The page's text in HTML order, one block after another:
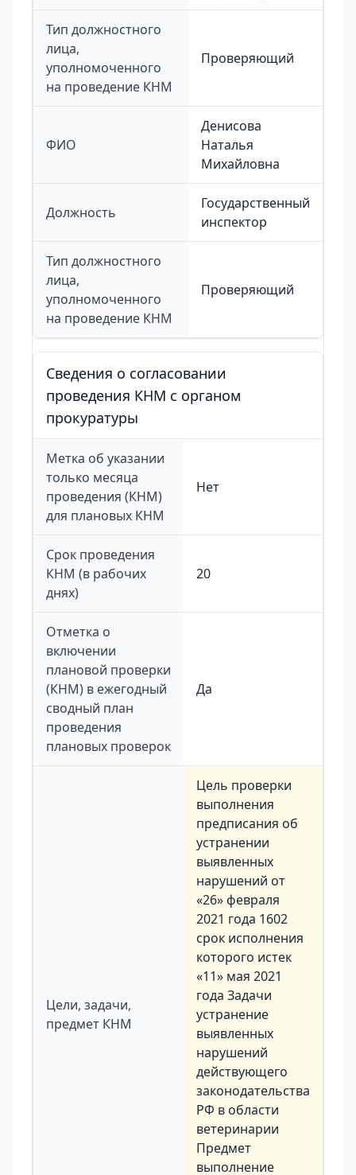
Тип должностного
лица,
уполномоченного
на проведение КНМ
Проверяющий
ФИО
Денисова
Наталья
Михайловна
Должность
Государственный
инспектор
Тип должностного
лица,
уполномоченного
на проведение КНМ
Проверяющий
Сведения о согласовании
проведения КНМ с органом
прокуратуры
Метка об указании
только месяца
проведения (КНМ)
для плановых КНМ
Нет
Срок проведения
КНМ (в рабочих
днях)
20
Отметка о
включении
плановой проверки
(КНМ) в ежегодный
сводный план
проведения
плановых проверок
Да
Цели, задачи,
предмет КНМ
Цель проверки
выполнения
предписания об
устранении
выявленных
нарушений от
«26» февраля
2021 года 1602
срок исполнения
которого истек
«11» мая 2021
года Задачи
устранение
выявленных
нарушений
действующего
законодательства
РФ в области
ветеринарии
Предмет
выполнение